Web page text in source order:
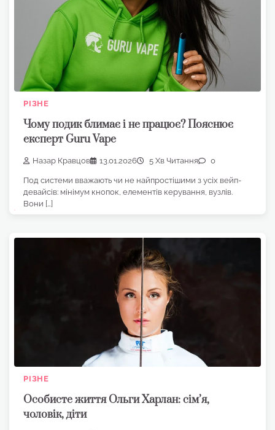
РІЗНЕ
Чому подик блимає і не працює? Пояснює
експерт Guru Vape
Назар Кравцов 13.01.2026 5 Хв Читання 0
Под системи вважають чи не найпростішими з усіх вейп-
девайсів: мінімум кнопок, елементів керування, вузлів.
Вони […]
РІЗНЕ
Особисте життя Ольги Харлан: сім’я,
чоловік, діти